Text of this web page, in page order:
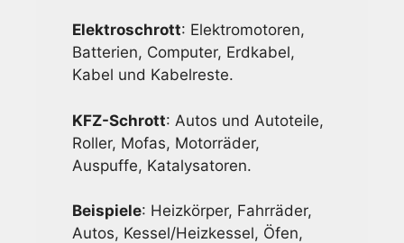
Elektroschrott: Elektromotoren,
Batterien, Computer, Erdkabel,
Kabel und Kabelreste.
KFZ-Schrott: Autos und Autoteile,
Roller, Mofas, Motorräder,
Auspuffe, Katalysatoren.
Beispiele: Heizkörper, Fahrräder,
Autos, Kessel/Heizkessel, Öfen,